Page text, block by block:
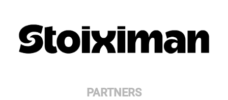
PARTNERS